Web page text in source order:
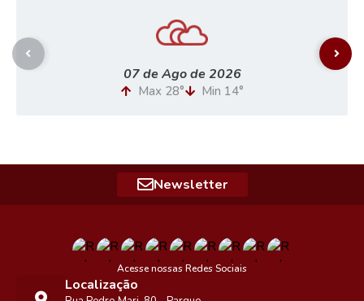
07 de Ago de 2026
Max 28° Min 14°
Newsletter
Acesse nossas Redes Sociais
Localização